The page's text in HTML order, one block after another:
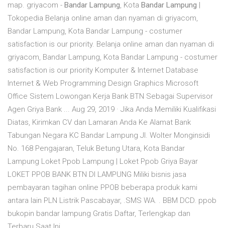
map. griyacom - Bandar Lampung, Kota Bandar Lampung
Tokopedia Belanja online aman dan nyaman di griyacom,
Bandar Lampung, Kota Bandar Lampung - costumer
satisfaction is our priority. Belanja online aman dan nyaman di
griyacom, Bandar Lampung, Kota Bandar Lampung - costumer
satisfaction is our priority Komputer & Internet Database
Internet & Web Programming Design Graphics Microsoft
Office Sistem Lowongan Kerja Bank BTN Sebagai Supervisor
Agen Griya Bank ... Aug 29, 2019 · Jika Anda Memiliki Kualifikasi
Diatas, Kirimkan CV dan Lamaran Anda Ke Alamat Bank
Tabungan Negara KC Bandar Lampung Jl. Wolter Monginsidi
No. 168 Pengajaran, Teluk Betung Utara, Kota Bandar
Lampung Loket Ppob Lampung | Loket Ppob Griya Bayar
LOKET PPOB BANK BTN DI LAMPUNG Miliki bisnis jasa
pembayaran tagihan online PPOB beberapa produk kami
antara lain PLN Listrik Pascabayar, .SMS WA. . BBM DCD. ppob
bukopin bandar lampung Gratis Daftar, Terlengkap dan